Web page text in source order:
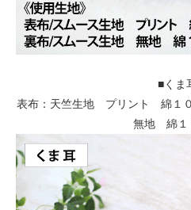
■くま
表布：天竺生地 プリント 綿１
無地 綿１